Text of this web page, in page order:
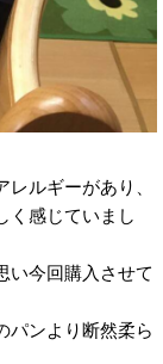
ルギーがあり、
く感じていまし
い今回購入させて
パンより断然柔ら